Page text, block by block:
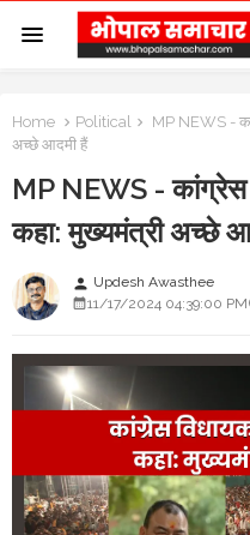
Home Political
MP NEWS -
अच्छे आदमी हैं
MP NEWS - कांग्रेस
कहा: मुख्यमंत्री अच्छे
person Updesh Awasthee
11/17/2024 04:39:00 PM